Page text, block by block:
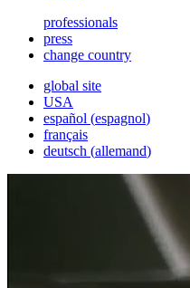
professionals
press
change country
global site
USA
español (espagnol)
français
deutsch (allemand)